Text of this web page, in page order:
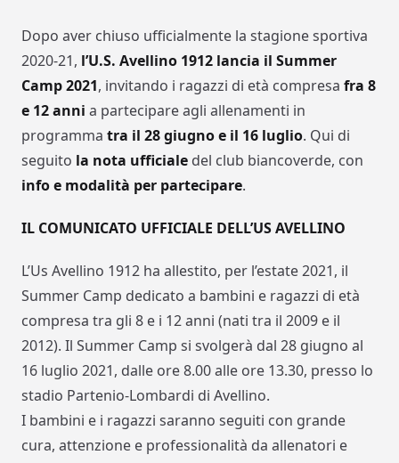
Dopo aver chiuso ufficialmente la stagione sportiva
2020-21, l’U.S. Avellino 1912 lancia il Summer
Camp 2021, invitando i ragazzi di età compresa fra 8
e 12 anni a partecipare agli allenamenti in
programma tra il 28 giugno e il 16 luglio. Qui di
seguito la nota ufficiale del club biancoverde, con
info e modalità per partecipare.
IL COMUNICATO UFFICIALE DELL’US AVELLINO
L’Us Avellino 1912 ha allestito, per l’estate 2021, il
Summer Camp dedicato a bambini e ragazzi di età
compresa tra gli 8 e i 12 anni (nati tra il 2009 e il
2012). Il Summer Camp si svolgerà dal 28 giugno al
16 luglio 2021, dalle ore 8.00 alle ore 13.30, presso lo
stadio Partenio-Lombardi di Avellino.
I bambini e i ragazzi saranno seguiti con grande
cura, attenzione e professionalità da allenatori e